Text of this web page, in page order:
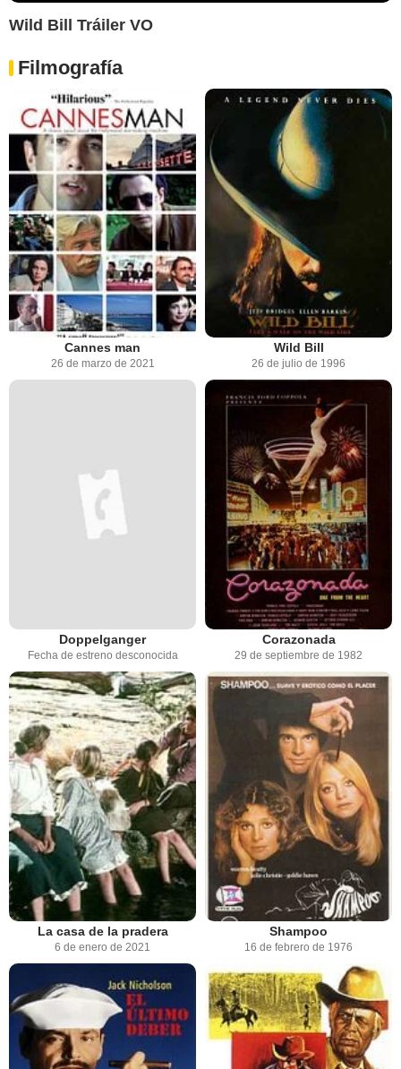
Wild Bill Tráiler VO
Filmografía
Cannes man
26 de marzo de 2021
Wild Bill
26 de julio de 1996
Doppelganger
Fecha de estreno desconocida
Corazonada
29 de septiembre de 1982
La casa de la pradera
6 de enero de 2021
Shampoo
16 de febrero de 1976